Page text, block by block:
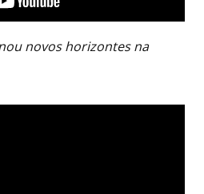
novos horizontes na